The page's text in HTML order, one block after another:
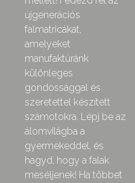
újgenerációs
falmatricákat,
amelyeket
manufaktúránk
különleges
gondossággal és
szeretettel készített
számotokra. Lépj be az
álomvilágba a
gyermekeddel, és
hagyd, hogy a falak
meséljenek! Ha többet